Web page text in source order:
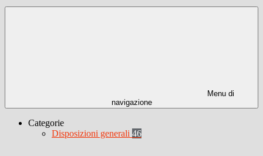
Menu di
navigazione
Categorie
Disposizioni generali 46